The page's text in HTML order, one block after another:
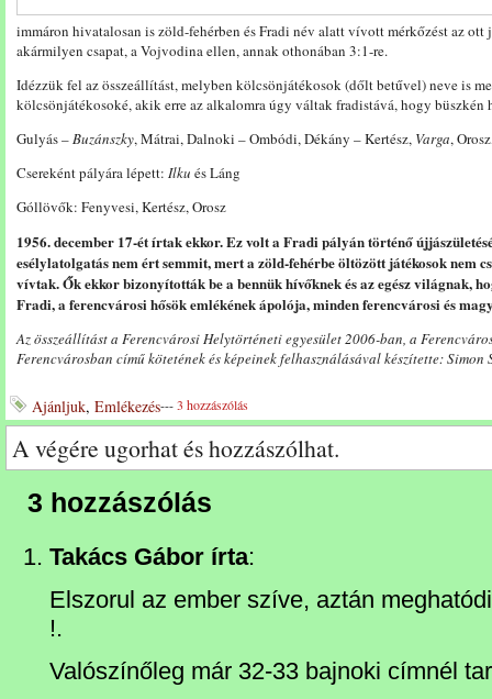
immáron hivatalosan is zöld-fehérben és Fradi név alatt vívott mérkőzést az ott
akármilyen csapat, a Vojvodina ellen, annak othonában 3:1-re.
Idézzük fel az összeállítást, melyben kölcsönjátékosok (dőlt betűvel) neve is
kölcsönjátékosoké, akik erre az alkalomra úgy váltak fradistává, hogy büszkén
Gulyás –Buzánszky, Mátrai, Dalnoki – Ombódi, Dékány – Kertész, Varga,
Csereként pályára lépett: Ilku és Láng
Góllövők: Fenyvesi, Kertész, Orosz
1956. december 17-ét írtak ekkor. Ez volt a Fradi pályán történő
esélylatolgatás nem ért semmit, mert a zöld-fehérbe öltözött játékosok nem
vívtak. Ők ekkor bizonyították be a bennük hívőknek és az egész világnak,
Fradi, a ferencvárosi hősök emlékének ápolója, minden ferencvárosi és
Az összeállítást a Ferencvárosi Helytörténeti egyesület 2006-ban, a
Ferencvárosban című kötetének és képeinek felhasználásával készítette: Simon
Ajánljuk, Emlékezés---3 hozzászólás
A végére ugorhat és hozzászólhat.
3 hozzászólás
Takács Gábor írta:
Elszorul az ember szíve, aztán
!.
Valószínőleg már 32-33 bajnoki címnél